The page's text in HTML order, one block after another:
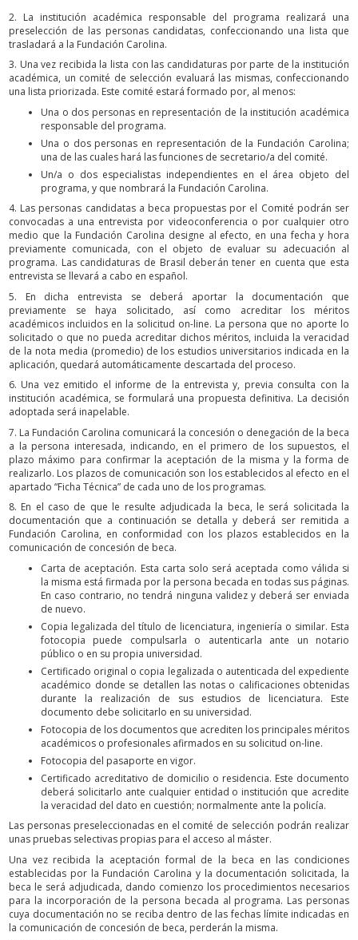
2. La institución académica responsable del programa realizará una
preselección de las personas candidatas, confeccionando una lista que
trasladará a la Fundación Carolina.
3. Una vez recibida la lista con las candidaturas por parte de la institución
académica, un comité de selección evaluará las mismas, confeccionando
una lista priorizada. Este comité estará formado por, al menos:
Una o dos personas en representación de la institución académica
responsable del programa.
Una o dos personas en representación de la Fundación Carolina;
una de las cuales hará las funciones de secretario/a del comité.
Un/a o dos especialistas independientes en el área objeto del
programa, y que nombrará la Fundación Carolina.
4. Las personas candidatas a beca propuestas por el Comité podrán ser
convocadas a una entrevista por videoconferencia o por cualquier otro
medio que la Fundación Carolina designe al efecto, en una fecha y hora
previamente comunicada, con el objeto de evaluar su adecuación al
programa. Las candidaturas de Brasil deberán tener en cuenta que esta
entrevista se llevará a cabo en español.
5. En dicha entrevista se deberá aportar la documentación que
previamente se haya solicitado, así como acreditar los méritos
académicos incluidos en la solicitud on-line. La persona que no aporte lo
solicitado o que no pueda acreditar dichos méritos, incluida la veracidad
de la nota media (promedio) de los estudios universitarios indicada en la
aplicación, quedará automáticamente descartada del proceso.
6. Una vez emitido el informe de la entrevista y, previa consulta con la
institución académica, se formulará una propuesta definitiva. La decisión
adoptada será inapelable.
7. La Fundación Carolina comunicará la concesión o denegación de la beca
a la persona interesada, indicando, en el primero de los supuestos, el
plazo máximo para confirmar la aceptación de la misma y la forma de
realizarlo. Los plazos de comunicación son los establecidos al efecto en el
apartado “Ficha Técnica” de cada uno de los programas.
8. En el caso de que le resulte adjudicada la beca, le será solicitada la
documentación que a continuación se detalla y deberá ser remitida a
Fundación Carolina, en conformidad con los plazos establecidos en la
comunicación de concesión de beca.
Carta de aceptación. Esta carta solo será aceptada como válida si
la misma está firmada por la persona becada en todas sus páginas.
En caso contrario, no tendrá ninguna validez y deberá ser enviada
de nuevo.
Copia legalizada del título de licenciatura, ingeniería o similar. Esta
fotocopia puede compulsarla o autenticarla ante un notario
público o en su propia universidad.
Certificado original o copia legalizada o autenticada del expediente
académico donde se detallen las notas o calificaciones obtenidas
durante la realización de sus estudios de licenciatura. Este
documento debe solicitarlo en su universidad.
Fotocopia de los documentos que acrediten los principales méritos
académicos o profesionales afirmados en su solicitud on-line.
Fotocopia del pasaporte en vigor.
Certificado acreditativo de domicilio o residencia. Este documento
deberá solicitarlo ante cualquier entidad o institución que acredite
la veracidad del dato en cuestión; normalmente ante la policía.
Las personas preseleccionadas en el comité de selección podrán realizar
unas pruebas selectivas propias para el acceso al máster.
Una vez recibida la aceptación formal de la beca en las condiciones
establecidas por la Fundación Carolina y la documentación solicitada, la
beca le será adjudicada, dando comienzo los procedimientos necesarios
para la incorporación de la persona becada al programa. Las personas
cuya documentación no se reciba dentro de las fechas límite indicadas en
la comunicación de concesión de beca, perderán la misma.